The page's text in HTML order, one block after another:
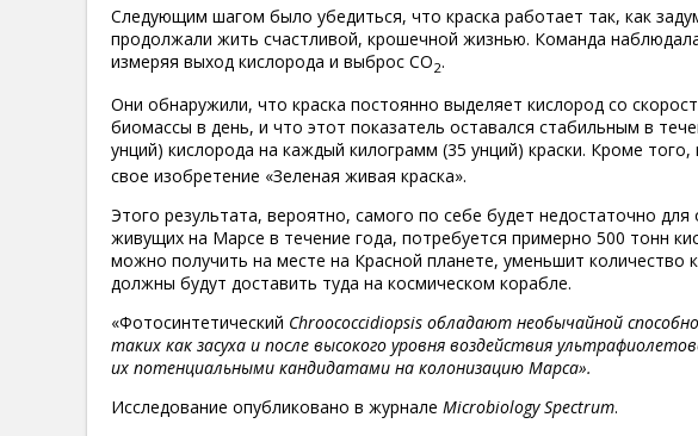
Следующим шагом было убедиться, что краска работает так, как
продолжали жить счастливой, крошечной жизнью. Команда
измеряя выход кислорода и выброс CO2.
Они обнаружили, что краска постоянно выделяет кислород со
биомассы в день, и что этот показатель оставался стабильным в
унций) кислорода на каждый килограмм (35 унций) краски. Кроме того,
свое изобретение «Зеленая живая краска».
Этого результата, вероятно, самого по себе будет недостаточно
живущих на Марсе в течение года, потребуется примерно 500 тонн
можно получить на месте на Красной планете, уменьшит количество
должны будут доставить туда на космическом корабле.
«Фотосинтетический Chroococcidiopsis обладают необычайной
таких как засуха и после высокого уровня воздействия
их потенциальными кандидатами на колонизацию Марса».
Исследование опубликовано в журнале Microbiology Spectrum.